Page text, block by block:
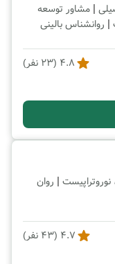
| مشاور توسعه
| روانشناس بالینی
4.8
(
23 نفر)
نوروتراپیست | روان
4.7
(
43 نفر)